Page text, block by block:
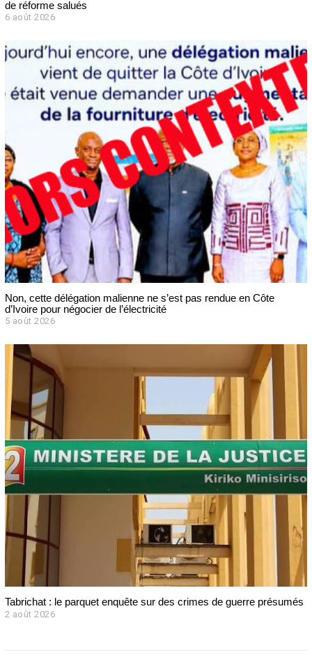
de réforme salués
6 août 2026
Non, cette délégation malienne ne s’est pas rendue en Côte
d’Ivoire pour négocier de l’électricité
5 août 2026
Tabrichat : le parquet enquête sur des crimes de guerre présumés
2 août 2026